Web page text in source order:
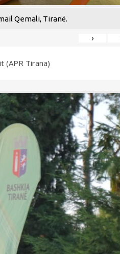
Qemali, Tiranë.
›
(APR Tirana)